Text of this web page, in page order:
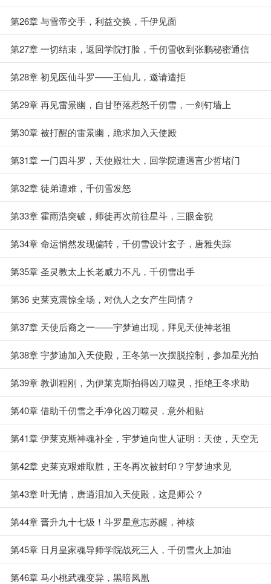
第26章 与雪帝交手，利益交换，千伊见面
第27章 一切结束，返回学院打脸，千仞雪收到张鹏秘密通信
第28章 初见医仙斗罗——王仙儿，邀请遭拒
第29章 再见雷景幽，自甘堕落惹怒千仞雪，一剑钉墙上
第30章 被打醒的雷景幽，跪求加入天使殿
第31章 一门四斗罗，天使殿壮大，回学院遭遇言少哲堵门
第32章 徒弟遭难，千仞雪发怒
第33章 霍雨浩突破，师徒再次前往星斗，三眼金猊
第34章 命运悄然发现偏转，千仞雪设计玄子，唐雅失踪
第35章 圣灵教太上长老威力不凡，千仞雪出手
第36 史莱克震惊全场，对仇人之女产生同情？
第37章 天使后裔之一——宇梦迪出现，拜见天使神老祖
第38章 宇梦迪加入天使殿，王冬第一次摆脱控制，参加星光拍
卖会
第39章 教训程刚，为伊莱克斯拍得凶刀噬灵，拒绝王冬求助
第40章 借助千仞雪之手净化凶刀噬灵，意外相贴
第41章 伊莱克斯神魂补全，宇梦迪向世人证明：天使，天空无
敌
第42章 史莱克艰难取胜，王冬再次被封印？宇梦迪求见
第43章 叶无情，唐逍泪加入天使殿，这是师公？
第44章 晋升九十七级！斗罗星意志苏醒，神核
第45章 日月皇家魂导师学院战死三人，千仞雪火上加油
第46章 马小桃武魂变异，黑暗凤凰